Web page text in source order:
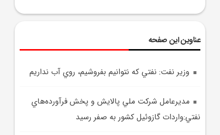
عناوین این صفحه
وزير نفت: نفتي که نتوانيم بفروشيم، روي آب نداريم
مديرعامل شرکت ملي پالايش و پخش فرآورده‌هاي
نفتي:واردات گازوئيل کشور به صفر رسيد